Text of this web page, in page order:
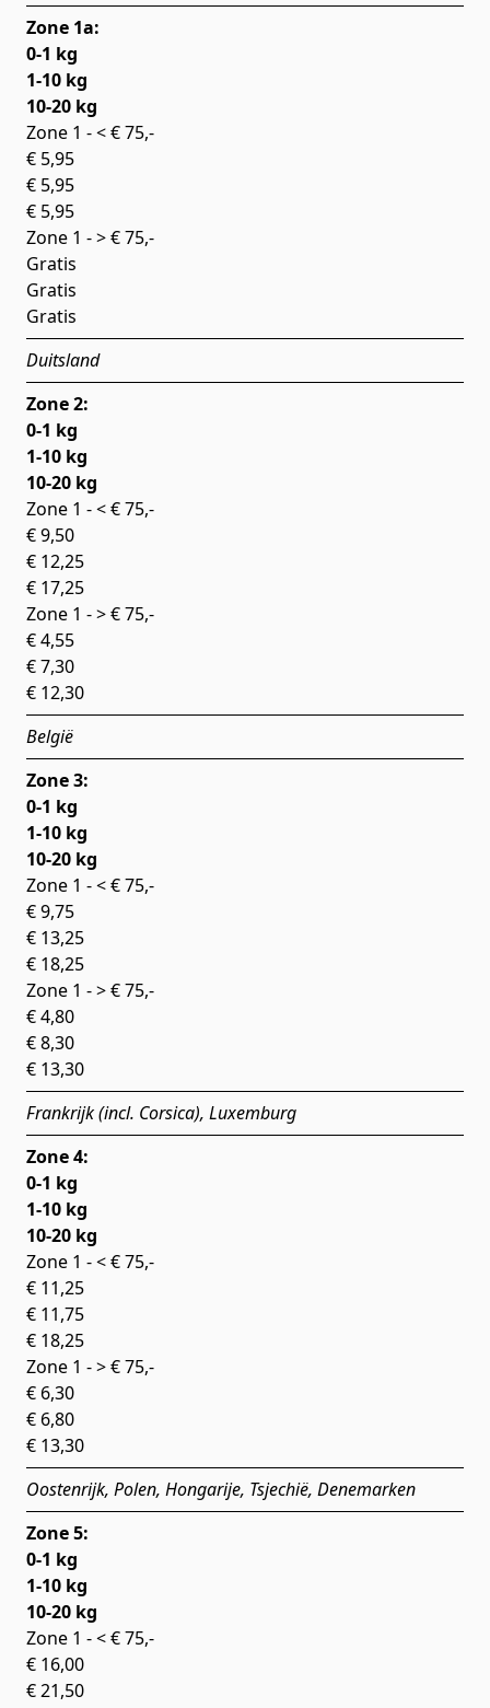
Zone 1a:
0-1 kg
1-10 kg
10-20 kg
Zone 1 - < € 75,-
€ 5,95
€ 5,95
€ 5,95
Zone 1 - > € 75,-
Gratis
Gratis
Gratis
Duitsland
Zone 2:
0-1 kg
1-10 kg
10-20 kg
Zone 1 - < € 75,-
€ 9,50
€ 12,25
€ 17,25
Zone 1 - > € 75,-
€ 4,55
€ 7,30
€ 12,30
België
Zone 3:
0-1 kg
1-10 kg
10-20 kg
Zone 1 - < € 75,-
€ 9,75
€ 13,25
€ 18,25
Zone 1 - > € 75,-
€ 4,80
€ 8,30
€ 13,30
Frankrijk (incl. Corsica), Luxemburg
Zone 4:
0-1 kg
1-10 kg
10-20 kg
Zone 1 - < € 75,-
€ 11,25
€ 11,75
€ 18,25
Zone 1 - > € 75,-
€ 6,30
€ 6,80
€ 13,30
Oostenrijk, Polen, Hongarije, Tsjechië, Denemarken
Zone 5:
0-1 kg
1-10 kg
10-20 kg
Zone 1 - < € 75,-
€ 16,00
€ 21,50